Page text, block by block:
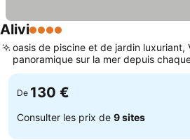
Alivi4 Étoiles
oasis de piscine et de jardin luxuriant,
panoramique sur la mer depuis
chambre
De 130 €
Consulter les prix de 9 sites